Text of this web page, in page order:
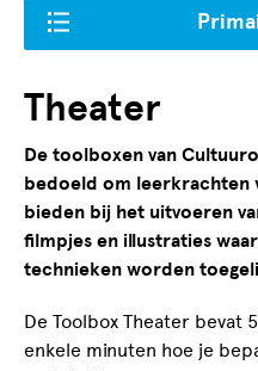
Theater
De toolboxen van
bedoeld om leerkrachten
bieden bij het uitvoeren
filmpjes en illustraties
technieken worden
De Toolbox Theater bevat
enkele minuten hoe je